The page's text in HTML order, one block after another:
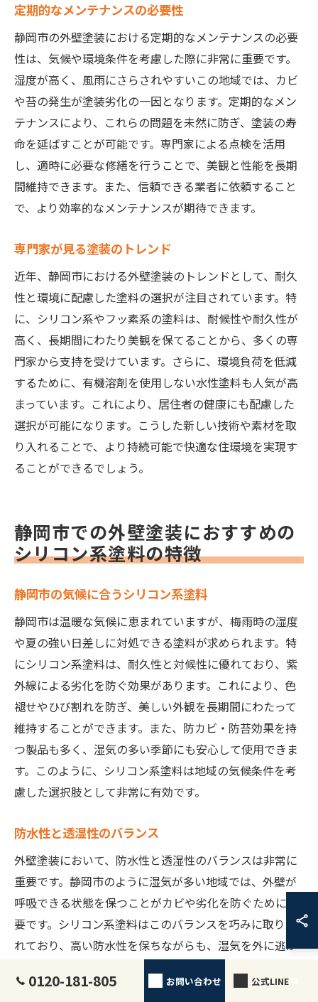
定期的なメンテナンスの必要性
静岡市の外壁塗装における定期的なメンテナンスの必要
性は、気候や環境条件を考慮した際に非常に重要です。
湿度が高く、風雨にさらされやすいこの地域では、カビ
や苔の発生が塗装劣化の一因となります。定期的なメン
テナンスにより、これらの問題を未然に防ぎ、塗装の寿
命を延ばすことが可能です。専門家による点検を活用
し、適時に必要な修繕を行うことで、美観と性能を長期
間維持できます。また、信頼できる業者に依頼すること
で、より効率的なメンテナンスが期待できます。
専門家が見る塗装のトレンド
近年、静岡市における外壁塗装のトレンドとして、耐久
性と環境に配慮した塗料の選択が注目されています。特
に、シリコン系やフッ素系の塗料は、耐候性や耐久性が
高く、長期間にわたり美観を保てることから、多くの専
門家から支持を受けています。さらに、環境負荷を低減
するために、有機溶剤を使用しない水性塗料も人気が高
まっています。これにより、居住者の健康にも配慮した
選択が可能になります。こうした新しい技術や素材を取
り入れることで、より持続可能で快適な住環境を実現す
ることができるでしょう。
静岡市での外壁塗装におすすめの
シリコン系塗料の特徴
静岡市の気候に合うシリコン系塗料
静岡市は温暖な気候に恵まれていますが、梅雨時の湿度
や夏の強い日差しに対処できる塗料が求められます。特
にシリコン系塗料は、耐久性と対候性に優れており、紫
外線による劣化を防ぐ効果があります。これにより、色
褪せやひび割れを防ぎ、美しい外観を長期間にわたって
維持することができます。また、防カビ・防苔効果を持
つ製品も多く、湿気の多い季節にも安心して使用できま
す。このように、シリコン系塗料は地域の気候条件を考
慮した選択肢として非常に有効です。
防水性と透湿性のバランス
外壁塗装において、防水性と透湿性のバランスは非常に
重要です。静岡市のように湿気が多い地域では、外壁が
呼吸できる状態を保つことがカビや劣化を防ぐために必
要です。シリコン系塗料はこのバランスを巧みに取り入
れており、高い防水性を保ちながらも、湿気を外に逃が
果的に排出できるため、建物内部の調湿効果を高め、長
0120-181-805 お問い合わせ 公式LINE